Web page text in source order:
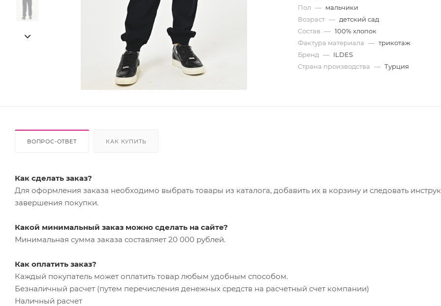
Пол — мальчики
Возраст — детский сад
Состав — 100% хлопок
Фактура материала — трикотаж
Бренд — ILDES
Страна производства — Турция
ВОПРОС-ОТВЕТ КАК КУПИТЬ
Как сделать заказ?
Для оформления заказа необходимо выбрать товары из каталога, добавить их в корзину и следовать
завершения покупки.
Какой минимальный заказ можно сделать на сайте?
Минимальная сумма заказа составляет 20 000 рублей.
Как оплатить заказ?
Каждый покупатель может оплатить товар любым удобным способом.
Безналичный расчет (путем перечисления денежных средств на расчетный счет компании)
Наличный расчет